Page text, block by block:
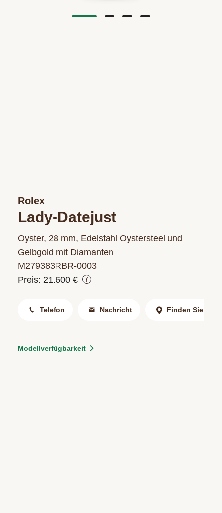
Rolex
Lady-Datejust
Oyster, 28 mm, Edelstahl Oystersteel und
Gelbgold mit Diamanten
M279383RBR‑0003
Preis: 21.600 €
Telefon Nachricht Finden Sie uns
Modellverfügbarkeit